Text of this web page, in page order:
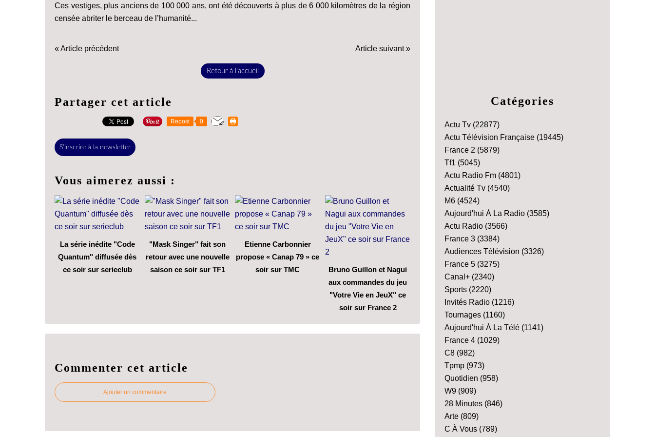
Ces vestiges, plus anciens de 100 000 ans, ont été découverts à plus de 6 000 kilomètres de la région
censée abriter le berceau de l’humanité...
« Article précédent Article suivant »
Retour à l'accueil
Partager cet article
Repost 0
S'inscrire à la newsletter
Vous aimerez aussi :
La série inédite "Code
Quantum" diffusée dès
ce soir sur serieclub
"Mask Singer" fait son
retour avec une nouvelle
saison ce soir sur TF1
Etienne Carbonnier
propose « Canap 79 » ce
soir sur TMC
Bruno Guillon et Nagui
aux commandes du jeu
"Votre Vie en JeuX" ce
soir sur France 2
Commenter cet article
Ajouter un commentaire
Catégories
Actu Tv (22877)
Actu Télévision Française (19445)
France 2 (5879)
Tf1 (5045)
Actu Radio Fm (4801)
Actualité Tv (4540)
M6 (4524)
Aujourd'hui À La Radio (3585)
Actu Radio (3566)
France 3 (3384)
Audiences Télévision (3326)
France 5 (3275)
Canal+ (2340)
Sports (2220)
Invités Radio (1216)
Tournages (1160)
Aujourd'hui À La Télé (1141)
France 4 (1029)
C8 (982)
Tpmp (973)
Quotidien (958)
W9 (909)
28 Minutes (846)
Arte (809)
C À Vous (789)